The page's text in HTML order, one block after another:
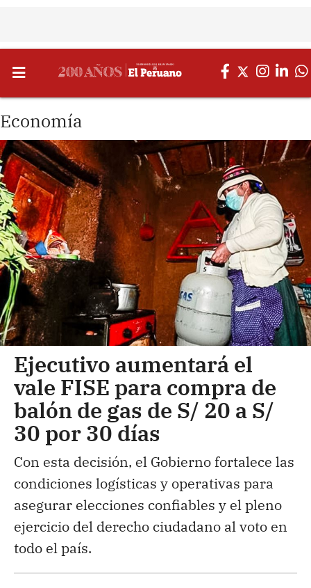
Economía
Ejecutivo aumentará el
vale FISE para compra de
balón de gas de S/ 20 a S/
30 por 30 días
Con esta decisión, el Gobierno fortalece las
condiciones logísticas y operativas para
asegurar elecciones confiables y el pleno
ejercicio del derecho ciudadano al voto en
todo el país.